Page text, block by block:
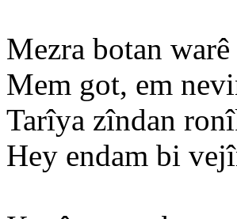
Mezra botan
Mem got, em
Tarîya zîndan
Hey endam bi